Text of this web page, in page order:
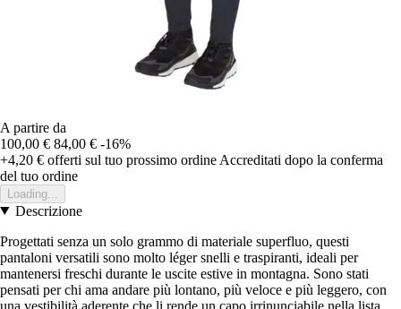
A partire da
100,00 € 84,00 € -16%
+4,20 € offerti sul tuo prossimo ordine Accreditati dopo la conferma
del tuo ordine
Loading...
Descrizione
Progettati senza un solo grammo di materiale superfluo, questi
pantaloni versatili sono molto léger snelli e traspiranti, ideali per
mantenersi freschi durante le uscite estive in montagna. Sono stati
pensati per chi ama andare più lontano, più veloce e più leggero, con
una vestibilità aderente che li rende un capo irrinunciabile nella lista